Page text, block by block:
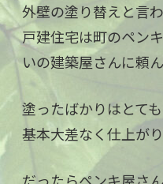
外壁の塗り替えと言
戸建住宅は町のペン
いの建築屋さんに頼
塗ったばかりはとて
基本大差なく仕上が